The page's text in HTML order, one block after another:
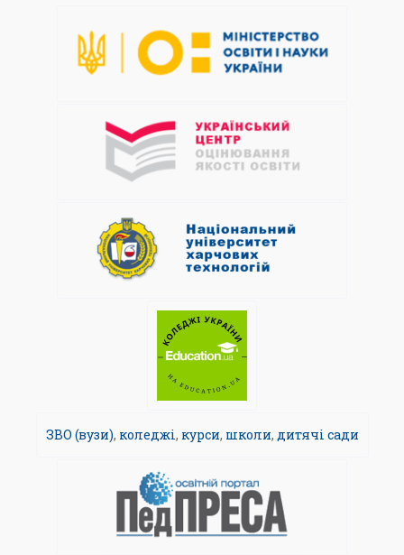
ЗВО (вузи), коледжі, курси, школи, дитячі сади